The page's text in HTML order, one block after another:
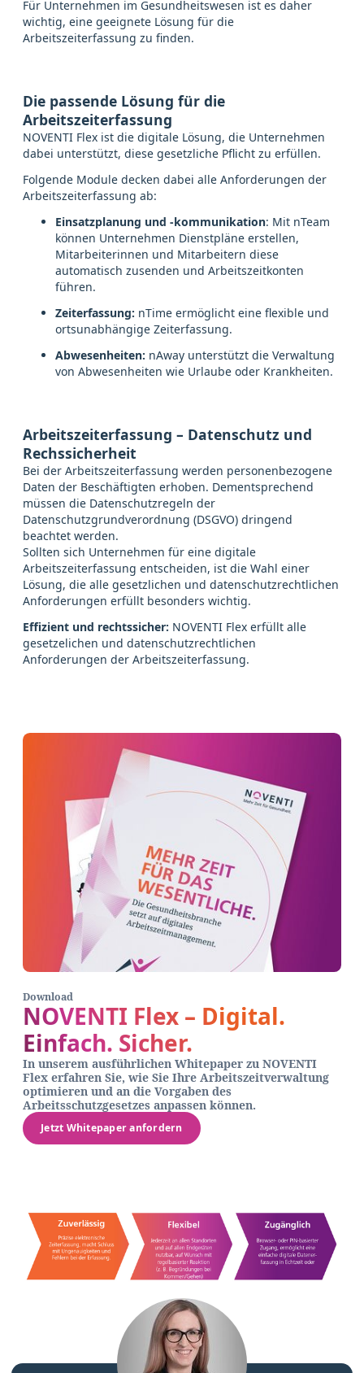
Für Unternehmen im Gesundheitswesen ist es daher
wichtig, eine geeignete Lösung für die
Arbeitszeiterfassung zu finden.
Die passende Lösung für die
Arbeitszeiterfassung
NOVENTI Flex ist die digitale Lösung, die Unternehmen
dabei unterstützt, diese gesetzliche Pflicht zu erfüllen.
Folgende Module decken dabei alle Anforderungen der
Arbeitszeiterfassung ab:
Einsatzplanung und -kommunikation: Mit nTeam
können Unternehmen Dienstpläne erstellen,
Mitarbeiterinnen und Mitarbeitern diese
automatisch zusenden und Arbeitszeitkonten
führen.
Zeiterfassung: nTime ermöglicht eine flexible und
ortsunabhängige Zeiterfassung.
Abwesenheiten: nAway unterstützt die Verwaltung
von Abwesenheiten wie Urlaube oder Krankheiten.
Arbeitszeiterfassung – Datenschutz und
Rechssicherheit
Bei der Arbeitszeiterfassung werden personenbezogene
Daten der Beschäftigten erhoben. Dementsprechend
müssen die Datenschutzregeln der
Datenschutzgrundverordnung (DSGVO) dringend
beachtet werden.
Sollten sich Unternehmen für eine digitale
Arbeitszeiterfassung entscheiden, ist die Wahl einer
Lösung, die alle gesetzlichen und datenschutzrechtlichen
Anforderungen erfüllt besonders wichtig.
Effizient und rechtssicher: NOVENTI Flex erfüllt alle
gesetzelichen und datenschutzrechtlichen
Anforderungen der Arbeitszeiterfassung.
Download
NOVENTI Flex – Digital.
Einfach. Sicher.
In unserem ausführlichen Whitepaper zu NOVENTI
Flex erfahren Sie, wie Sie Ihre Arbeitszeitverwaltung
optimieren und an die Vorgaben des
Arbeitsschutzgesetzes anpassen können.
Jetzt Whitepaper anfordern